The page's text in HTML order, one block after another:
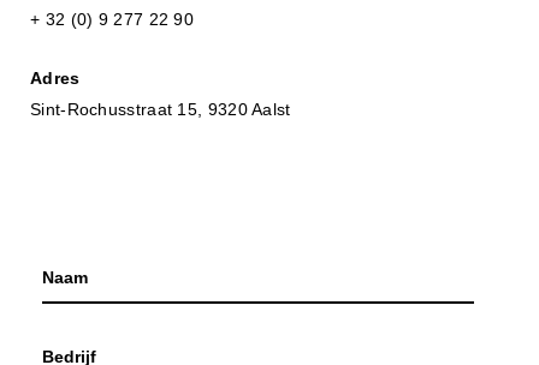
+ 32 (0) 9 277 22 90
Adres
Sint-Rochusstraat 15, 9320 Aalst